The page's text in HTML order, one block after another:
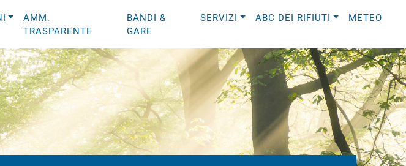
AMM.
TRASPARENTE
BANDI &
GARE
SERVIZI ABC DEI RIFIUTI METEO